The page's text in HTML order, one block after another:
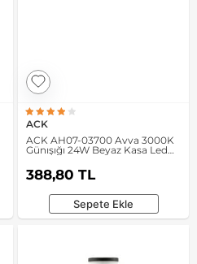
ACK
ACK AH07-03700 Avva 3000K
Günışığı 24W Beyaz Kasa Led
388,80 TL
Sepete Ekle